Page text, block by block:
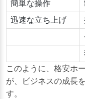
簡単な操作
迅速な立ち上げ
このように、格安ホ
が、ビジネスの成長
す。